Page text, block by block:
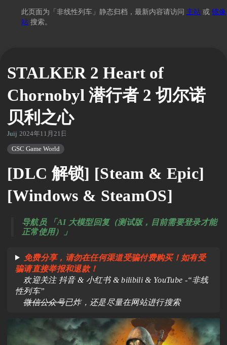
此页面为「非线性列车」静态归档，最新内容请访问 主站 或 镜像
站 搜索。
STALKER 2 Heart of
Chornobyl 潜行者 2 切尔诺
贝利之心
Juij 2024年11月21日 08:04
GSC Game World
[DLC 解锁] [Steam & Epic]
[Windows & SteamOS]
导航员 「AI 大模型回复（测试版，目前需要登录才能
正常使用）」
免费分享，请勿在任何渠道受骗付费购买！如有受
骗请直接举报和退款！
欢迎关注 抖音 & 小红书 & bilibili & YouTube -“非线
性列车”
微信公众号已炸，还是尽量在网站进行搜索